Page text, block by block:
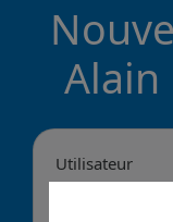
Alain
Utilisateur